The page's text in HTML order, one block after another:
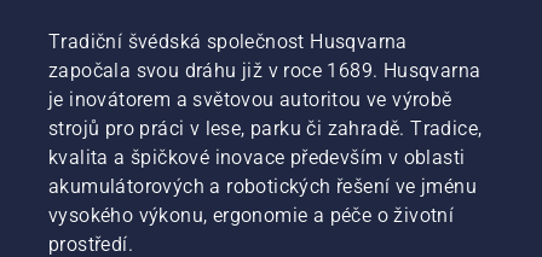
Tradiční švédská společnost Husqvarna
započala svou dráhu již v roce 1689. Husqvarna
je inovátorem a světovou autoritou ve výrobě
strojů pro práci v lese, parku či zahradě. Tradice,
kvalita a špičkové inovace především v oblasti
akumulátorových a robotických řešení ve jménu
vysokého výkonu, ergonomie a péče o životní
prostředí.